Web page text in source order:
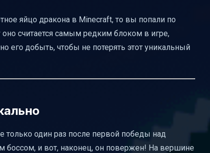
яйцо дракона в Minecraft, то вы попали по
считается самым редким блоком в игре,
его добыть, чтобы не потерять этот уникальный
только один раз после первой победы над
боссом, и вот, наконец, он повержен! На вершине